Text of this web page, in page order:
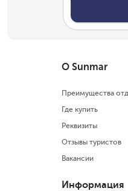
О Sunmar
Преимущества
Где купить
Реквизиты
Отзывы туристов
Вакансии
Информация